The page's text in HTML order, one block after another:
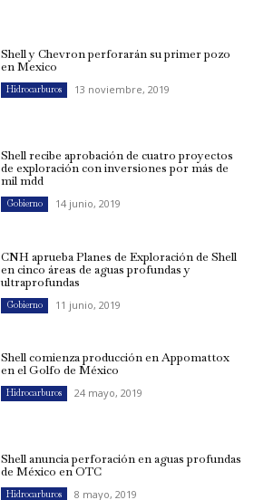
Shell y Chevron perforarán su primer pozo
en Mexico
Hidrocarburos 13 noviembre, 2019
Shell recibe aprobación de cuatro proyectos
de exploración con inversiones por más de
mil mdd
Gobierno 14 junio, 2019
CNH aprueba Planes de Exploración de Shell
en cinco áreas de aguas profundas y
ultraprofundas
Gobierno 11 junio, 2019
Shell comienza producción en Appomattox
en el Golfo de México
Hidrocarburos 24 mayo, 2019
Shell anuncia perforación en aguas profundas
de México en OTC
Hidrocarburos 8 mayo, 2019